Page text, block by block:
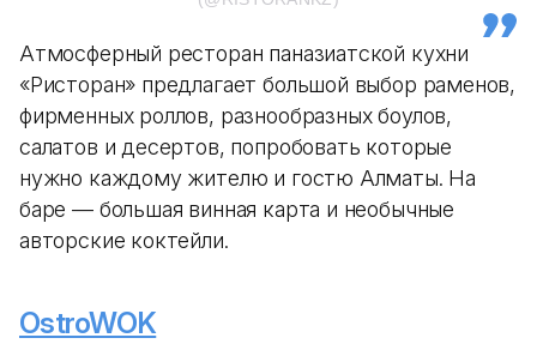
Атмосферный ресторан паназиатской кухни
«Ристоран» предлагает большой выбор раменов,
фирменных роллов, разнообразных боулов,
салатов и десертов, попробовать которые
нужно каждому жителю и гостю Алматы. На
баре — большая винная карта и необычные
авторские коктейли.
OstroWOK